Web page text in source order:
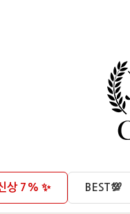
상 7% ✨ BEST💯